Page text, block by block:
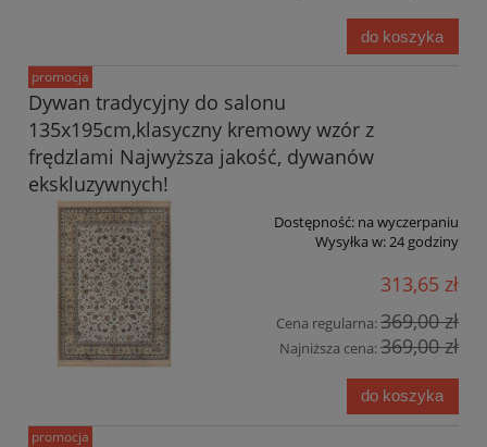
do koszyka
Dywan tradycyjny do salonu
135x195cm,klasyczny kremowy wzór z
frędzlami Najwyższa jakość, dywanów
ekskluzywnych!
Dostępność: na wyczerpaniu
Wysyłka w: 24 godziny
313,65 zł
Cena regularna:369,00 zł
Najniższa cena:369,00 zł
do koszyka
promocja
promocja